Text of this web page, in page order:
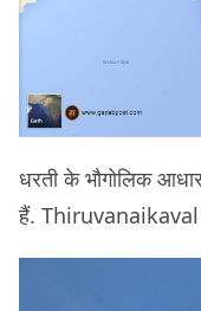
धरती के भौगोलिक
हैं. Thiruvanaikaval